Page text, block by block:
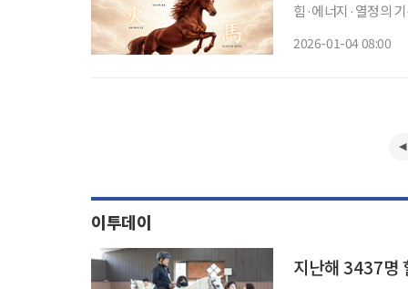
힘·에너지·열정의
2026-01-04 08:00
이투데이
지난해 3437명